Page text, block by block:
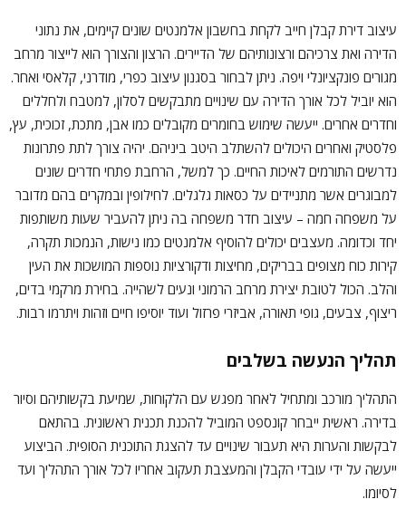
עיצוב דירת קבלן חייב לקחת בחשבון אלמנטים שונים קיימים, את נתוני
הדירה ואת צרכיהם ורצונותיהם של הדיירים. הרצון והצורך הוא לייצור מרחב
מגורים פונקציונלי ויפה. ניתן לבחור בסגנון עיצוב כפרי, מודרני, קלאסי ואחר.
הוא יוביל לכל אורך הדירה עם שינויים מתבקשים לסלון, למטבח ולחללים
וחדרים אחרים. ייעשה שימוש בחומרים מקובלים כמו אבן, מתכת, זכוכית, עץ,
פלסטיק ואחרים היכולים להשתלב היטב ביניהם. יהיה צורך לתת פתרונות
נדרשים התורמים לאיכות החיים. כך למשל, הרחבת פתחי חדרים שונים
למבוגרים אשר מתניידים על כסאות גלגלים. לחילופין ובמקרים בהם מדובר
על משפחה חמה – עיצוב חדר משפחה בה ניתן להעביר שעות משותפות
יחד וכדומה. מעצבים יכולים להוסיף אלמנטים כמו נישות, הנמכות תקרה,
קירות כוח מצופים בבריקים, מחיצות ודקורציות נוספות המושכות את העין
והלב. הכול לטובת יצירת מרחב הרמוני ונעים לשהייה. בחירת מרקמי בדים,
ריצוף, צבעים, גופי תאורה, אביזרי פרזול ועוד יוסיפו חיים וזהות ויתרמו רבות.
תהליך הנעשה בשלבים
התהליך מורכב ומתחיל לאחר מפגש עם הלקוחות, שמיעת בקשותיהם וסיור
בדירה. ראשית ייבחר קונספט המוביל להכנת תכנית ראשונית. בהתאם
לבקשות והערות היא תעבור שינויים עד להצגת התוכנית הסופית. הביצוע
ייעשה על ידי עובדי הקבלן והמעצבת תעקוב אחריו לכל אורך התהליך ועד
לסיומו.